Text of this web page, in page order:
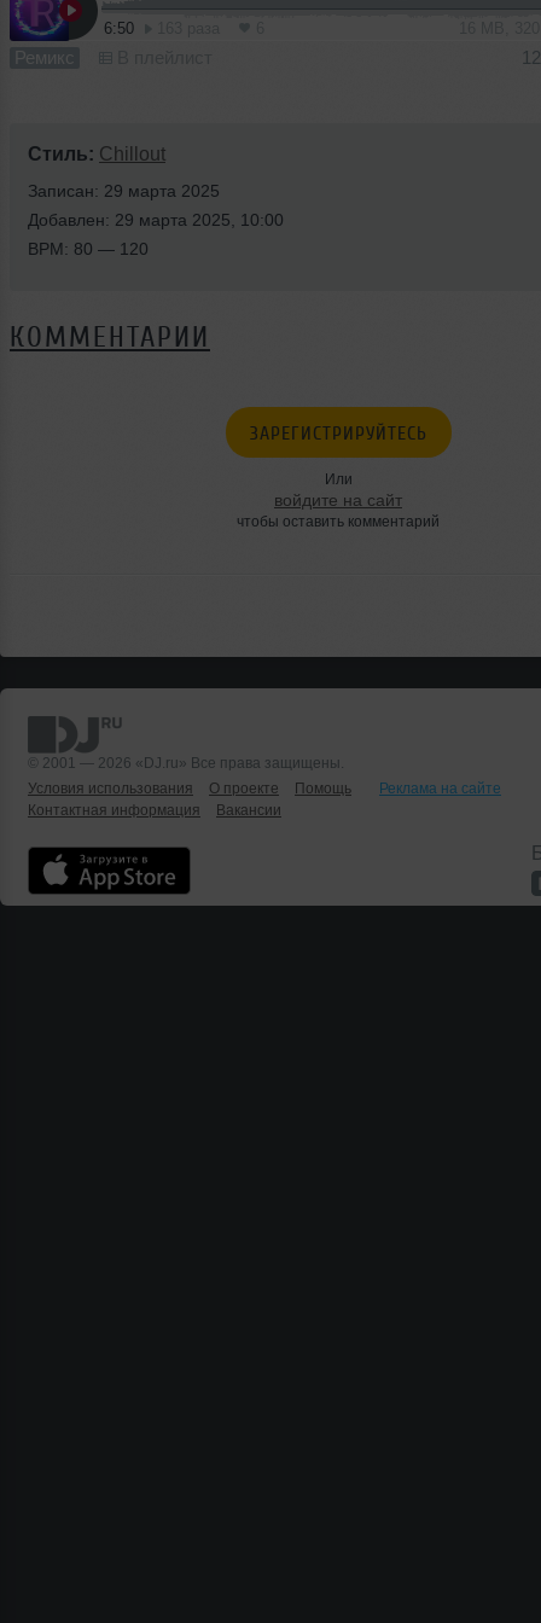
6:50
Ремикс
Стиль: Chillout
Записан: 29 марта 2025
Добавлен: 29 марта 2025, 10:00
BPM: 80 — 120
КОММЕНТАРИИ
ЗАРЕГИСТРИРУЙТЕСЬ
Или
войдите на сайт
чтобы оставить комментарий
© 2001 — 2026 «DJ.ru» Все права защищены.
Условия использования
О проекте Помощь
Реклама на сайте
Контактная информация
Вакансии